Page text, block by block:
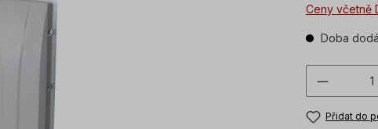
Ceny včetně
Doba
Přidat do